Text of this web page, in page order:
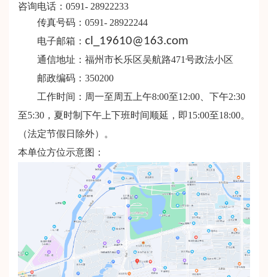
咨询电话：0591- 28922233
传真号码：0591- 28922244
电子邮箱： cl_19610@163.com
通信地址：福州市长乐区吴航路471号政法小区
邮政编码： 350200
工作时间：周一至周五上午8:00至12:00、下午2:30
至5:30，夏时制下午上下班时间顺延，即15:00至18:00。
（法定节假日除外）。
本单位方位示意图：